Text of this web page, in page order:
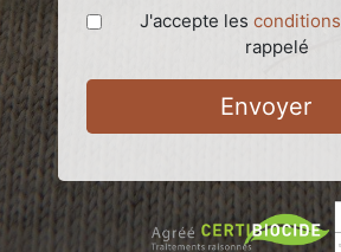
J'accepte les conditions
rappelé
Envoyer